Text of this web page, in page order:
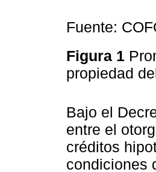
Fuente:
Figura 1
propiedad
Bajo el
entre el
créditos
condiciones